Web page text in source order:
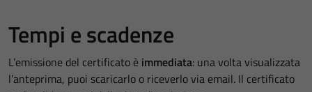
Tempi e scadenze
L’emissione del certificato è immediata: una volta visualizzata
l’anteprima, puoi scaricarlo o riceverlo via email. Il certificato